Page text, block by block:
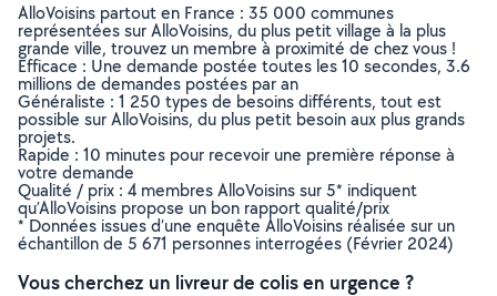
AlloVoisins partout en France : 35 000 communes
représentées sur AlloVoisins, du plus petit village à la plus
grande ville, trouvez un membre à proximité de chez vous !
Efficace : Une demande postée toutes les 10 secondes, 3.6
millions de demandes postées par an
Généraliste : 1 250 types de besoins différents, tout est
possible sur AlloVoisins, du plus petit besoin aux plus grands
projets.
Rapide : 10 minutes pour recevoir une première réponse à
votre demande
Qualité / prix : 4 membres AlloVoisins sur 5* indiquent
qu’AlloVoisins propose un bon rapport qualité/prix
* Données issues d’une enquête AlloVoisins réalisée sur un
échantillon de 5 671 personnes interrogées (Février 2024)
Vous cherchez un livreur de colis en urgence ?